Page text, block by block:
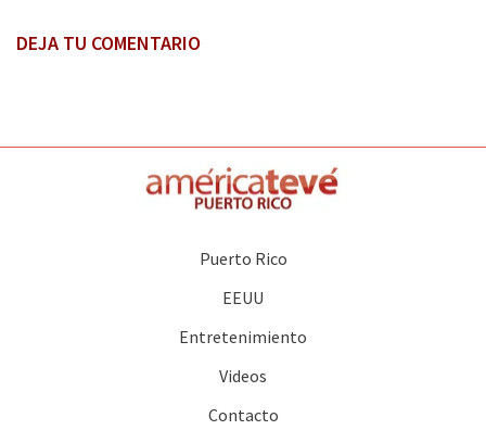
DEJA TU COMENTARIO
Puerto Rico
EEUU
Entretenimiento
Videos
Contacto